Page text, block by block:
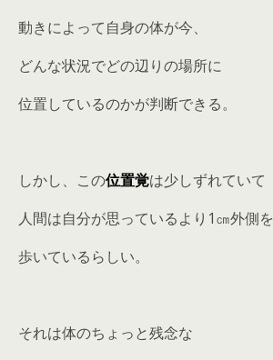
動きによって自身の体が今、
どんな状況でどの辺りの場所に
位置しているのかが判断できる。
しかし、この位置覚は少しずれていて
人間は自分が思っているより1㎝外側を
歩いているらしい。
それは体のちょっと残念な